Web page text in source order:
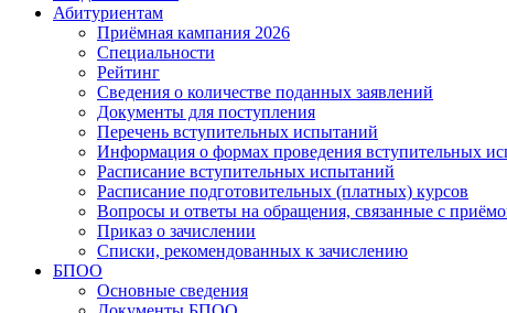
Абитуриентам
Приёмная кампания 2026
Специальности
Рейтинг
Сведения о количестве поданных заявлений
Документы для поступления
Перечень вступительных испытаний
Информация о формах проведения вступительных
Расписание вступительных испытаний
Расписание подготовительных (платных) курсов
Вопросы и ответы на обращения, связанные с
Приказ о зачислении
Списки, рекомендованных к зачислению
БПОО
Основные сведения